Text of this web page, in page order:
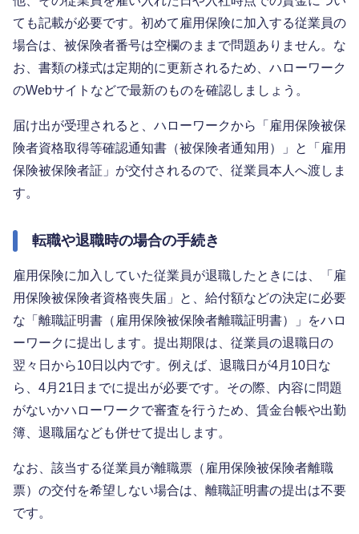
ても記載が必要です。初めて雇用保険に加入する従業員の
場合は、被保険者番号は空欄のままで問題ありません。な
お、書類の様式は定期的に更新されるため、ハローワーク
のWebサイトなどで最新のものを確認しましょう。
届け出が受理されると、ハローワークから「雇用保険被保
険者資格取得等確認通知書（被保険者通知用）」と「雇用
保険被保険者証」が交付されるので、従業員本人へ渡しま
す。
転職や退職時の場合の手続き
雇用保険に加入していた従業員が退職したときには、「雇
用保険被保険者資格喪失届」と、給付額などの決定に必要
な「離職証明書（雇用保険被保険者離職証明書）」をハロ
ーワークに提出します。提出期限は、従業員の退職日の
翌々日から10日以内です。例えば、退職日が4月10日な
ら、4月21日までに提出が必要です。その際、内容に問題
がないかハローワークで審査を行うため、賃金台帳や出勤
簿、退職届なども併せて提出します。
なお、該当する従業員が離職票（雇用保険被保険者離職
票）の交付を希望しない場合は、離職証明書の提出は不要
です。